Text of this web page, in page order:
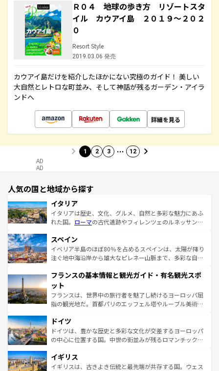
Ｒ０４ 地球の歩き方 リゾートスタ
イル カウアイ島 ２０１９～２０２
０
Resort Style
2019.03.06 発売
カウアイ島だけを紹介したほかにない究極のガイド！ 美しい
大自然とレトロな町並み、そして神話が残るガーデン・アイラ
ンドへ
詳細を見る
1 2 3 … 12
AD
AD
人気の国と地域から探す
イタリア
イタリアは歴史、文化、グルメ、自然と多彩な魅力にあふ
れた国。 ローマの古代遺跡やフィレンツェのルネッサンス
ろん、トスカーナの美しい田園風景やアマルフィ海岸の絶
景など、自然景観も見逃せない。観光の合間には、本場の
ピザやパスタなど、絶品のイタリア料理を堪能することも
ませてくれるイタリアで、忘れられない旅をしてみよう！
なお、新着のイタリア情報は
しい。
スペイン
イベリア半島のほぼ80％を占めるスペインは、太陽が降り
注ぐ地中海沿岸から雄大なピレネー山脈まで、多彩な自然
文化が根付くこの国では、情熱的なフラメンコ、熱気あふ
れる闘牛、そして美味しいタパスが生活の一部となってい
る。首都マドリードの洗練された雰囲気や、バルセロナの
アートに溢れた街角から、地方では古代ローマ遺跡や中世
せる。地方によって風土や気候が異なるスペインはその個
性で訪れる人を魅了する。 なお、新着のスペイン情報は コ
ンテンツ一覧を参照してほしい。
フランスの基本情報と観光ガイド・有名観光スポ
ット
フランスは、世界中の旅行者を魅了し続けるヨーロッパ屈
指の観光地だ。首都パリのエッフェル塔やルーブル美術館
で、幅広い魅力が詰まっている。華麗な宮殿、歴史的な大
聖堂、美しいビーチ、そして豊かな自然が、訪れる者を心
から魅了する。また、フランスは美食の国としても知ら
いる。シャンパンの発祥地であるランス、プロヴァンスの
香り高いラベンダー畑など、多彩な楽しみ方が可能だ。さ
ドイツ
ドイツは、豊かな歴史と多彩な文化が交差するヨーロッパ
の中心に位置する国。中世の街並みが残るロマンチック街
顔を持つこの国は、どこを歩いても飽きることがない。ベ
ルリンの文化的活気、バイエルン州のアルプスの絶景、そ
イギリス
イギリスは、古きよき伝統と最先端が共存する国。ウェス